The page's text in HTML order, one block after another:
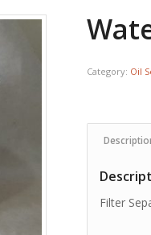
Category: Oil
Filter